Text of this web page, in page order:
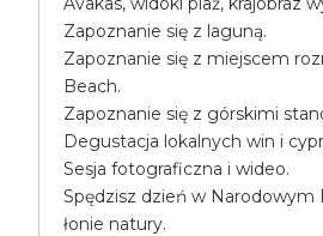
Zapoznanie się z laguną.
Zapoznanie się z miejscem
Beach.
Zapoznanie się z górskimi
Degustacja lokalnych win i
Sesja fotograficzna i wideo.
Spędzisz dzień w Narodowym
łonie natury.